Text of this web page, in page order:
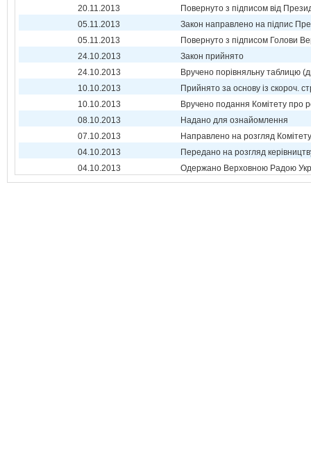
20.11.2013
Повернуто з підписом від
05.11.2013
Закон направлено на підпис
05.11.2013
Повернуто з підписом Голови
24.10.2013
Закон прийнято
24.10.2013
Вручено порівняльну таблицю
10.10.2013
Прийнято за основу із скороч.
10.10.2013
Вручено подання Комітету про
08.10.2013
Надано для ознайомлення
07.10.2013
Направлено на розгляд Комітету
04.10.2013
Передано на розгляд
04.10.2013
Одержано Верховною Радою